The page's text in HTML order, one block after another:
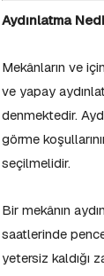
Aydınlatma
Mekânların ve
ve yapay
denmektedir.
görme
seçilmelidir.
Bir mekânın
saatlerinde
yetersiz kaldığı